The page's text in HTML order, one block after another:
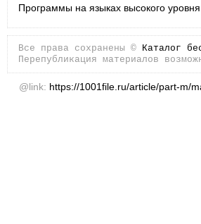
Программы на языках высокого
Все права сохранены © Каталог
Перепубликация материалов
@link: https://1001file.ru/article/part-m/